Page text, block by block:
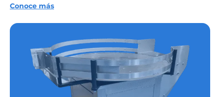
Conoce más